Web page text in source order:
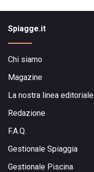
Spiagge.it
Chi siamo
Magazine
La nostra linea editoriale
Redazione
F.A.Q.
Gestionale Spiaggia
Gestionale Piscina